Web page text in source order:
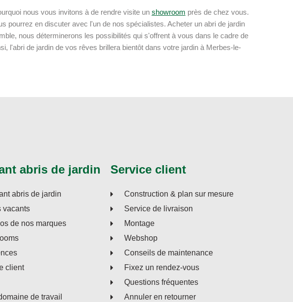
nous vous invitons à de rendre visite un showroom près de chez vous.
pourrez en discuter avec l'un de nos spécialistes. Acheter un abri de jardin
nous déterminerons les possibilités qui s'offrent à vous dans le cadre de
l'abri de jardin de vos rêves brillera bientôt dans votre jardin à Merbes-le-
abris de jardin
abris de jardin
vacants
de nos marques
client
de travail
Service client
Construction & plan sur mesure
Service de livraison
Montage
Webshop
Conseils de maintenance
Fixez un rendez-vous
Questions fréquentes
Annuler en retourner